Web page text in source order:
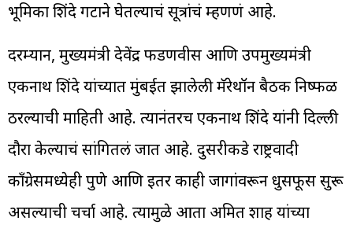
भूमिका शिंदे गटाने घेतल्याचं सूत्रांचं म्हणणं आहे.
दरम्यान, मुख्यमंत्री देवेंद्र फडणवीस आणि उपमुख्यमंत्री
एकनाथ शिंदे यांच्यात मुंबईत झालेली मॅरेथॉन बैठक निष्फळ
ठरल्याची माहिती आहे. त्यानंतरच एकनाथ शिंदे यांनी दिल्ली
दौरा केल्याचं सांगितलं जात आहे. दुसरीकडे राष्ट्रवादी
काँग्रेसमध्येही पुणे आणि इतर काही जागांवरून धुसफूस सुरू
असल्याची चर्चा आहे. त्यामुळे आता अमित शाह यांच्या